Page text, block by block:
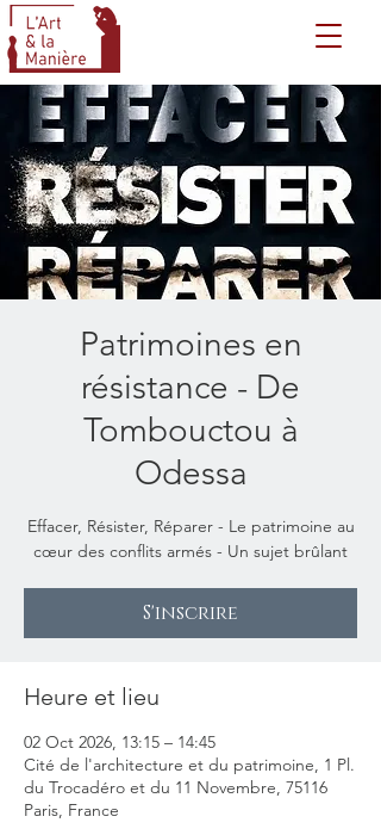
Patrimoines en
résistance - De
Tombouctou à
Odessa
Effacer, Résister, Réparer - Le patrimoine au
cœur des conflits armés - Un sujet brûlant
S'inscrire
Heure et lieu
02 Oct 2026, 13:15 – 14:45
Cité de l'architecture et du patrimoine, 1 Pl.
du Trocadéro et du 11 Novembre, 75116
Paris, France